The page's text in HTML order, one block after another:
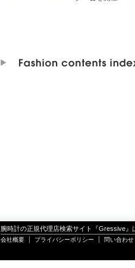
腕時計の正規代理店検索サイト『Gressive』
会社概要 プライバシーポリシー 問い合わせ